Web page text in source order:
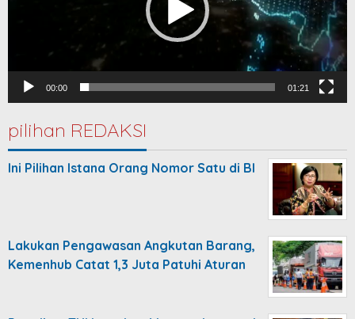
00:00 01:21
pilihan REDAKSI
Ini Pilihan Istana Orang Nomor Satu di BI
Lakukan Pengawasan Angkutan Barang,
Kemenhub Catat 1,3 Juta Patuhi Aturan